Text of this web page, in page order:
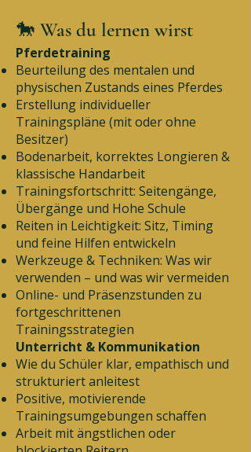
🐎 Was du lernen wirst
Pferdetraining
Beurteilung des mentalen und
physischen Zustands eines Pferdes
Erstellung individueller
Trainingspläne (mit oder ohne
Besitzer)
Bodenarbeit, korrektes Longieren &
klassische Handarbeit
Trainingsfortschritt: Seitengänge,
Übergänge und Hohe Schule
Reiten in Leichtigkeit: Sitz, Timing
und feine Hilfen entwickeln
Werkzeuge & Techniken: Was wir
verwenden – und was wir vermeiden
Online- und Präsenzstunden zu
fortgeschrittenen
Trainingsstrategien
Unterricht & Kommunikation
Wie du Schüler klar, empathisch und
strukturiert anleitest
Positive, motivierende
Trainingsumgebungen schaffen
Arbeit mit ängstlichen oder